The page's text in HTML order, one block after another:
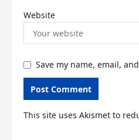
Website
Save my name, email,
This site uses Akismet to